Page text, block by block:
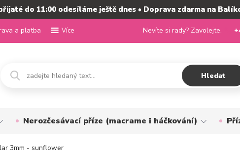
do 11:00 odesíláme ještě dnes • Doprava zdarma na
a platba Více
Hledat
Nevíte si rady? Zavolejte.
Nerozčesávací příze (macrame i háčkování)
3mm - sunflower